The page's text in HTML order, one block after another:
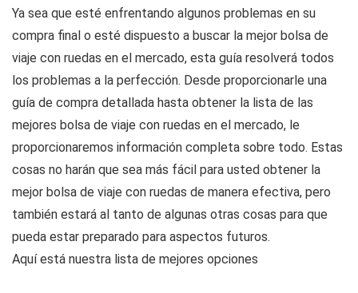
Ya sea que esté enfrentando algunos problemas en su
compra final o esté dispuesto a buscar la mejor bolsa de
viaje con ruedas en el mercado, esta guía resolverá todos
los problemas a la perfección. Desde proporcionarle una
guía de compra detallada hasta obtener la lista de las
mejores bolsa de viaje con ruedas en el mercado, le
proporcionaremos información completa sobre todo. Estas
cosas no harán que sea más fácil para usted obtener la
mejor bolsa de viaje con ruedas de manera efectiva, pero
también estará al tanto de algunas otras cosas para que
pueda estar preparado para aspectos futuros.
Aquí está nuestra lista de mejores opciones